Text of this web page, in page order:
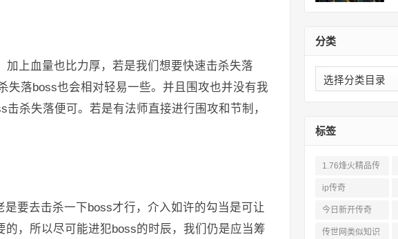
上血量也比力厚，若是我们想要快速击杀失落
失落boss也会相对轻易一些。并且围攻也并没有我
杀失落便可。若是有法师直接进行围攻和节制，
要去击杀一下boss才行，介入如许的勾当是可让
，所以尽可能进犯boss的时辰，我们仍是应当筹
分类
分
类
标签
1.76烽火精品传
奇私服网站
ip传奇
今日新开传奇
传世网类似知识